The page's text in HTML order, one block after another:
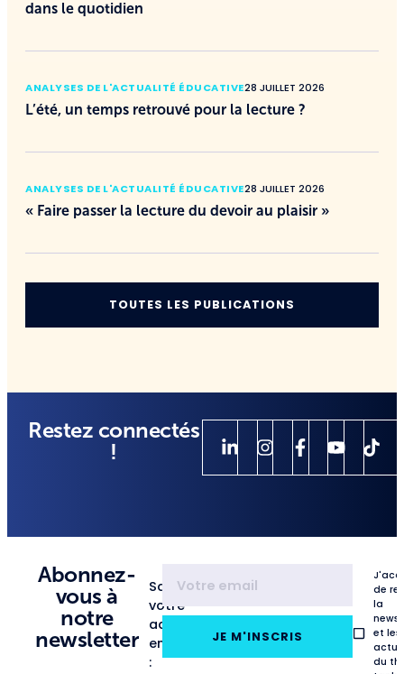
dans le quotidien
ANALYSES DE L'ACTUALITÉ ÉDUCATIVE28 JUILLET 2026
L’été, un temps retrouvé pour la lecture ?
ANALYSES DE L'ACTUALITÉ ÉDUCATIVE28 JUILLET 2026
« Faire passer la lecture du devoir au plaisir »
TOUTES LES PUBLICATIONS
Restez connectés
!
Abonnez-
vous à
notre
newsletter
Saisissez
votre
adresse
email
:
JE M'INSCRIS
de
la
et les
du